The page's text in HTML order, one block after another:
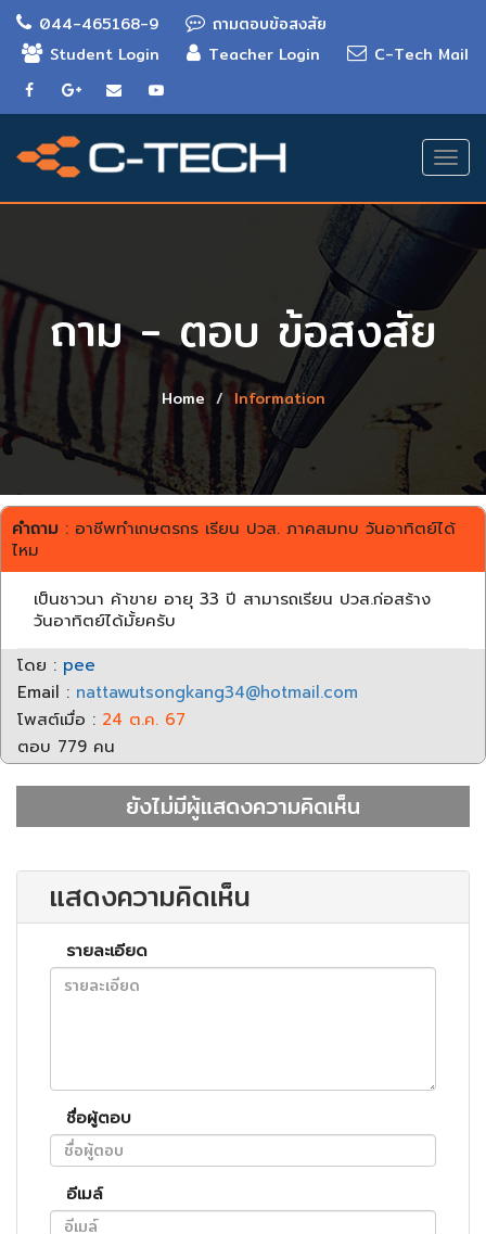
044-465168-9
ถามตอบข้อสงสัย
Student Login
Teacher Login C-Tech Mail
ถาม - ตอบ ข้อสงสัย
Home Information
คำถาม : อาชีพทำเกษตรกร เรียน ปวส. ภาคสมทบ วันอาทิตย์ได้
ไหม
เป็นชาวนา ค้าขาย อายุ 33 ปี สามารถเรียน ปวส.ก่อสร้าง
วันอาทิตย์ได้มั้ยครับ
โดย : pee
Email : nattawutsongkang34@hotmail.com
โพสต์เมื่อ : 24 ต.ค. 67
ตอบ 779 คน
ยังไม่มีผู้แสดงความคิดเห็น
แสดงความคิดเห็น
รายละเอียด
ชื่อผู้ตอบ
อีเมล์